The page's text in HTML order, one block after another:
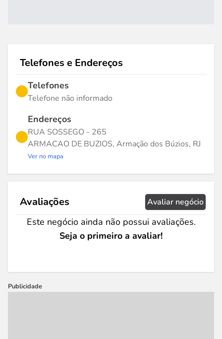
Telefones e Endereços
Telefones
Telefone não informado
Endereços
RUA SOSSEGO - 265
ARMACAO DE BUZIOS, Armação dos Búzios, RJ
Ver no mapa
Avaliações Avaliar negócio
Este negócio ainda não possui avaliações.
Seja o primeiro a avaliar!
Publicidade